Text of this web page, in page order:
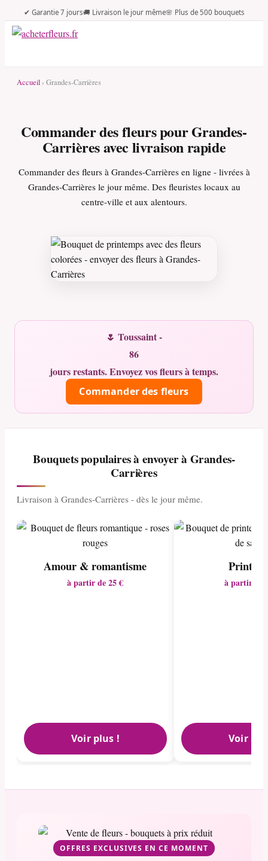
✔ Garantie 7 jours🚚 Livraison le jour même🌸 Plus de 500 bouquets
Accueil › Grandes-Carrières
Commander des fleurs pour Grandes-
Carrières avec livraison rapide
Commander des fleurs à Grandes-Carrières en ligne - livrées à
Grandes-Carrières le jour même. Des fleuristes locaux au
centre-ville et aux alentours.
🌷 Toussaint -
86
jours restants. Envoyez vos fleurs à temps.
Commander des fleurs
Bouquets populaires à envoyer à Grandes-
Carrières
Livraison à Grandes-Carrières - dès le jour même.
Amour & romantisme
à partir de 25 €
Voir plus !
à partir de
Voir
OFFRES EXCLUSIVES EN CE MOMENT